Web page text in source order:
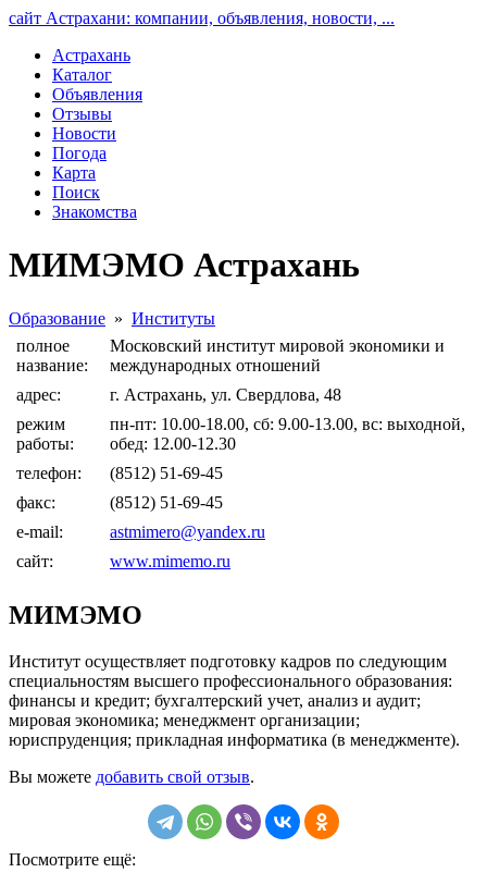
сайт Астрахани: компании, объявления, новости, ...
Астрахань
Каталог
Объявления
Отзывы
Новости
Погода
Карта
Поиск
Знакомства
МИМЭМО Астрахань
Образование » Институты
полное
название:
Московский институт мировой экономики и
международных отношений
адрес:
г. Астрахань, ул. Свердлова, 48
режим
работы:
пн-пт: 10.00-18.00, сб: 9.00-13.00, вс: выходной,
обед: 12.00-12.30
телефон:
(8512) 51-69-45
факс:
(8512) 51-69-45
e-mail:
astmimero@yandex.ru
сайт:
www.mimemo.ru
МИМЭМО
Институт осуществляет подготовку кадров по следующим
специальностям высшего профессионального образования:
финансы и кредит; бухгалтерский учет, анализ и аудит;
мировая экономика; менеджмент организации;
юриспруденция; прикладная информатика (в менеджменте).
Вы можете добавить свой отзыв.
Посмотрите ещё: